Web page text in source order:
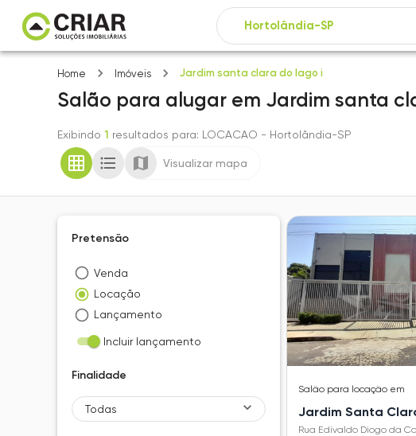
Home Imóveis Jardim santa clara do lago i
Salão para alugar em Jardim santa
Exibindo 1 resultados para: LOCACAO - Hortolândia-SP
Visualizar mapa
Pretensão
Venda
Locação
Lançamento
Incluir lançamento
Finalidade
Todas
Salão para locação em
Jardim Santa
Rua Edivaldo Diogo da